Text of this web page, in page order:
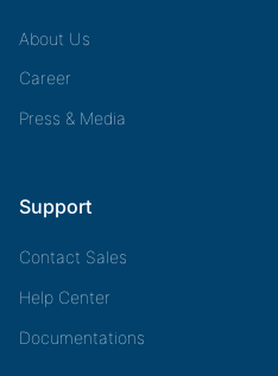
About Us
Career
Press & Media
Support
Contact Sales
Help Center
Documentations